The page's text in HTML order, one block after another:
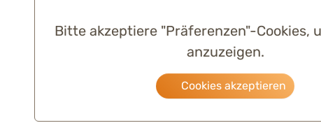
Bitte akzeptiere "Präferenzen"-Cookies,
anzuzeigen.
Cookies akzeptieren